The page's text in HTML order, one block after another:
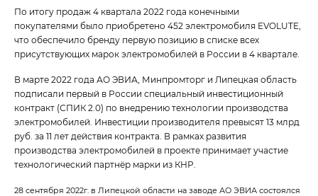
По итогу продаж 4 квартала 2022 года конечными
покупателями было приобретено 452 электромобиля EVOLUTE,
что обеспечило бренду первую позицию в списке всех
присутствующих марок электромобилей в России в 4 квартале.
В марте 2022 года АО ЭВИА, Минпромторг и Липецкая область
подписали первый в России специальный инвестиционный
контракт (СПИК 2.0) по внедрению технологии производства
электромобилей. Инвестиции производителя превысят 13 млрд
руб. за 11 лет действия контракта. В рамках развития
производства электромобилей в проекте принимает участие
технологический партнёр марки из КНР.
28 сентября 2022г. в Липецкой области на заводе АО ЭВИА состоялся